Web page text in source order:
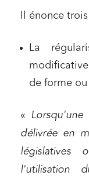
Il énonce
La
de forme
«
délivrée en
législatives
l'utilisation